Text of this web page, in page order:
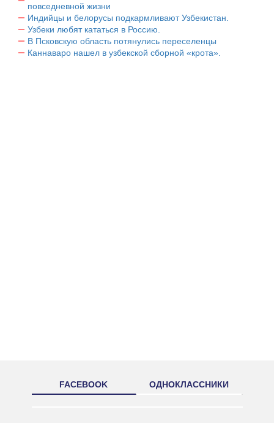
повседневной жизни
Индийцы и белорусы подкармливают Узбекистан.
Узбеки любят кататься в Россию.
В Псковскую область потянулись переселенцы
Каннаваро нашел в узбекской сборной «крота».
FACEBOOK ОДНОКЛАССНИКИ